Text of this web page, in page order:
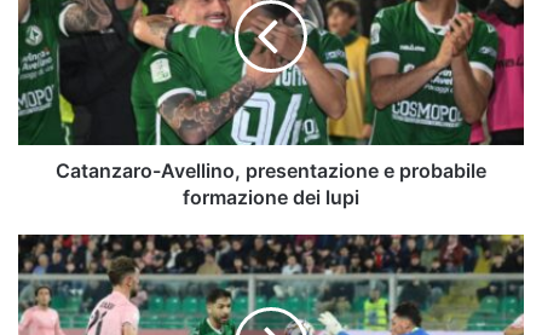
e
probabile
formazione
dei
lupi
Catanzaro-Avellino, presentazione e probabile
formazione dei lupi
Serie
B,
chi
vincerà